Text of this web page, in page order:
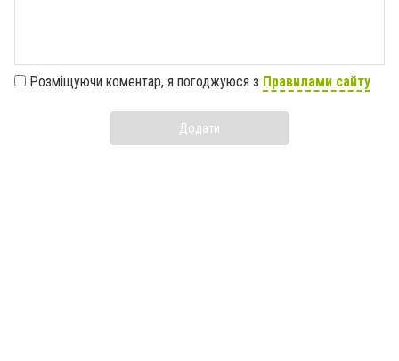
Розміщуючи коментар, я погоджуюся з Правилами сайту
Додати